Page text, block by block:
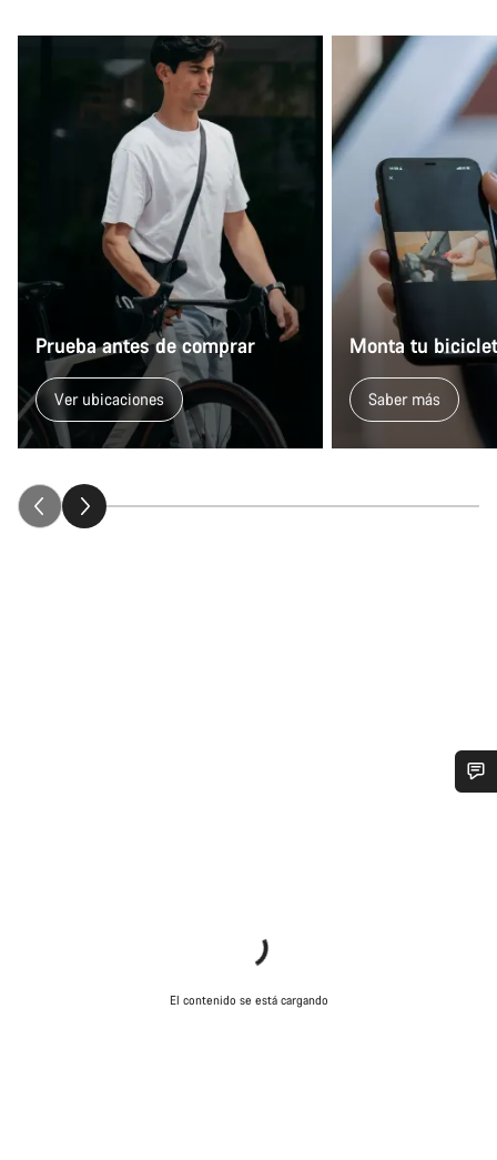
Prueba antes de comprar
Ver ubicaciones
Monta tu
Saber más
El contenido se está cargando
Abrir chat